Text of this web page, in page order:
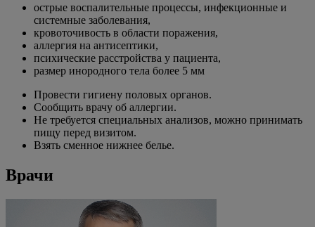
острые воспалительные процессы, инфекционные и
системные заболевания,
кровоточивость в области поражения,
аллергия на антисептики,
психические расстройства у пациента,
размер инородного тела более 5 мм
Провести гигиену половых органов.
Сообщить врачу об аллергии.
Не требуется специальных анализов, можно принимать
пищу перед визитом.
Взять сменное нижнее белье.
Врачи